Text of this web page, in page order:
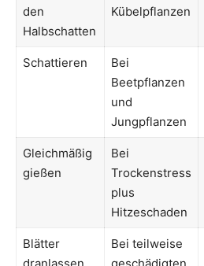
den
Halbschatten
Kübelpflanzen
Schattieren
Bei
Beetpflanzen
und
Jungpflanzen
Gleichmäßig
gießen
Bei
Trockenstress
plus
Hitzeschaden
Blätter
Bei teilweise